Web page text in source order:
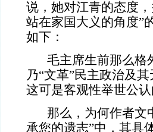
说，她对江青的态度
站在家国大义的角度”
如下：
毛主席生前那么格
乃“文革”民主政治及
这可是客观性举世公认
那么，为何作者文
承您的遗志”中，其具